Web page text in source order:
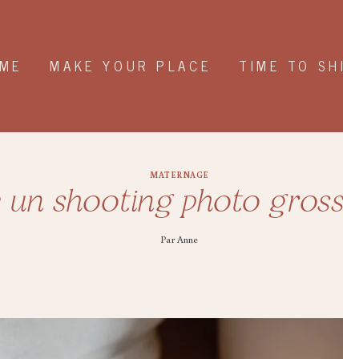
MAKE YOUR PLACE TIME TO
MATERNAGE
un shooting photo
Par Anne